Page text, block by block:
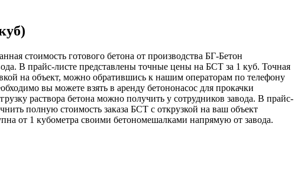
стоимость готового бетона от производства БГ-Бетон
В прайс-листе представлены точные цены на БСТ за 1 куб. Точная
на объект, можно обратившись к нашим операторам по телефону
вы можете взять в аренду бетононасос для прокачки
раствора бетона можно получить у сотрудников завода. В прайс-
полную стоимость заказа БСТ с открузкой на ваш объект
от 1 кубометра своими бетономешалками напрямую от завода.